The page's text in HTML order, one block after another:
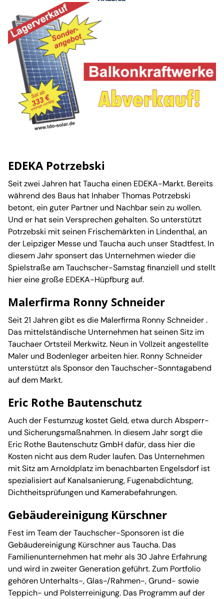
EDEKA Potrzebski
Seit zwei Jahren hat Taucha einen EDEKA-Markt. Bereits
während des Baus hat Inhaber Thomas Potrzebski
betont, ein guter Partner und Nachbar sein zu wollen.
Und er hat sein Versprechen gehalten. So unterstützt
Potrzebski mit seinen Frischemärkten in Lindenthal, an
der Leipziger Messe und Taucha auch unser Stadtfest. In
diesem Jahr sponsert das Unternehmen wieder die
Spielstraße am Tauchscher-Samstag finanziell und stellt
hier eine große EDEKA-Hüpfburg auf.
Malerfirma Ronny Schneider
Seit 21 Jahren gibt es die Malerfirma Ronny Schneider .
Das mittelständische Unternehmen hat seinen Sitz im
Tauchaer Ortsteil Merkwitz. Neun in Vollzeit angestellte
Maler und Bodenleger arbeiten hier. Ronny Schneider
unterstützt als Sponsor den Tauchscher-Sonntagabend
auf dem Markt.
Eric Rothe Bautenschutz
Auch der Festumzug kostet Geld, etwa durch Absperr-
und Sicherungsmaßnahmen. In diesem Jahr sorgt die
Eric Rothe Bautenschutz GmbH dafür, dass hier die
Kosten nicht aus dem Ruder laufen. Das Unternehmen
mit Sitz am Arnoldplatz im benachbarten Engelsdorf ist
spezialisiert auf Kanalsanierung, Fugenabdichtung,
Dichtheitsprüfungen und Kamerabefahrungen.
Gebäudereinigung Kürschner
Fest im Team der Tauchscher-Sponsoren ist die
Gebäudereinigung Kürschner aus Taucha. Das
Familienunternehmen hat mehr als 30 Jahre Erfahrung
und wird in zweiter Generation geführt. Zum Portfolio
gehören Unterhalts-, Glas-/Rahmen-, Grund- sowie
Teppich- und Polsterreinigung. Das Programm auf der